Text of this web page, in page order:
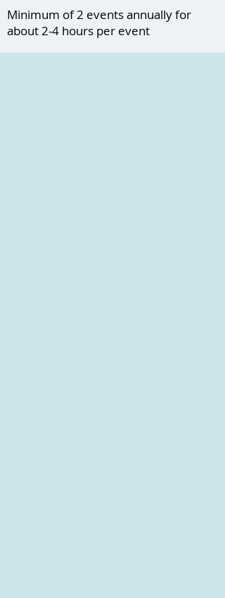
Minimum of 2 events annually for
about 2-4 hours per event